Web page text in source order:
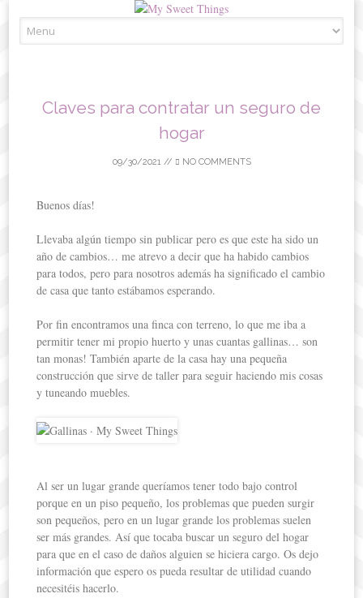
to
Claves para contratar un seguro de
hogar
09/30/2021// NO COMMENTS
Buenos días!
Llevaba algún tiempo sin publicar pero es que este ha sido un
año de cambios… me atrevo a decir que ha habido cambios
para todos, pero para nosotros además ha significado el cambio
de casa que tanto estábamos esperando.
Por fin encontramos una finca con terreno, lo que me iba a
permitir tener mi propio huerto y unas cuantas gallinas… son
tan monas! También aparte de la casa hay una pequeña
construcción que sirve de taller para seguir haciendo mis cosas
y tuneando muebles.
Al ser un lugar grande queríamos tener todo bajo control
porque en un piso pequeño, los problemas que pueden surgir
son pequeños, pero en un lugar grande los problemas suelen
ser más grandes. Así que tocaba buscar un seguro del hogar
para que en el caso de daños alguien se hiciera cargo. Os dejo
información que espero os pueda resultar de utilidad cuando
necesitéis hacerlo.